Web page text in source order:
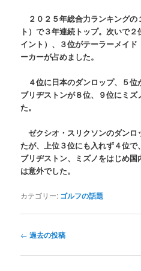
２０２５年総合力ランキングの
ト）で３年連続トップ。次いで
イント）、３位がテーラーメイ
ーカーが占めました。
４位に日本のダンロップ、５位
ブリヂストンが８位、９位にミ
た。
ゼクシオ・スリクソンのダンロ
たが、上位３位にも入れず４位
ブリヂストン、ミズノをはじめ
は意外でした。
カテゴリー: ゴルフの話題
投
ナ
← 過去の投稿